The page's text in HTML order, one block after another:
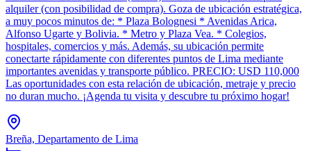
alquiler (con posibilidad de compra). Goza de ubicación estratégica,
a muy pocos minutos de: * Plaza Bolognesi * Avenidas Arica,
Alfonso Ugarte y Bolivia. * Metro y Plaza Vea. * Colegios,
hospitales, comercios y más. Además, su ubicación permite
conectarte rápidamente con diferentes puntos de Lima mediante
importantes avenidas y transporte público. PRECIO: USD 110,000
Las oportunidades con esta relación de ubicación, metraje y precio
no duran mucho. ¡Agenda tu visita y descubre tu próximo hogar!
Breña, Departamento de Lima